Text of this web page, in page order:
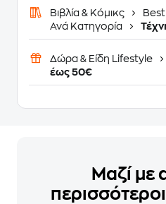
Βιβλία & Κόμικς
Ανά Κατηγορία
Δώρα & Είδη Lifestyle
έως 50€
Μαζί με